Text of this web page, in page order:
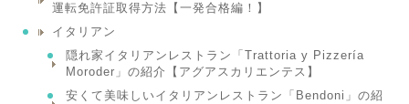
運転免許証取得方法【一発合格編！】
イタリアン
隠れ家イタリアンレストラン「Trattoria y Pizzería
Moroder」の紹介【アグアスカリエンテス】
安くて美味しいイタリアンレストラン「Bendoni」の紹